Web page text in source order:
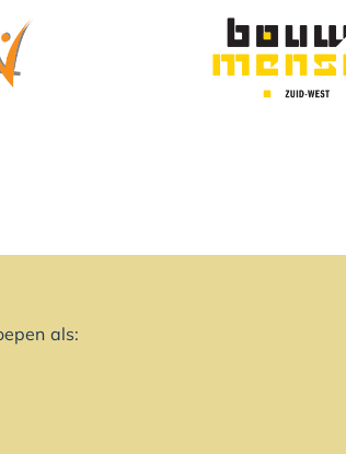
als: